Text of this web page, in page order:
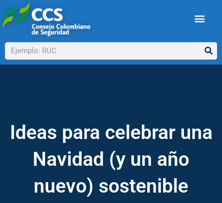
al
contenido
Buscar
Ideas para celebrar una
Navidad (y un año
nuevo) sostenible